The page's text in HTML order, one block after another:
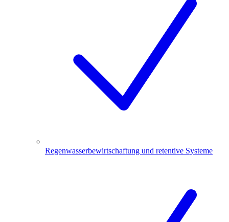
Regenwasserbewirtschaftung und retentive Systeme